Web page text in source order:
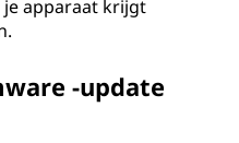
je apparaat krijgt
-update